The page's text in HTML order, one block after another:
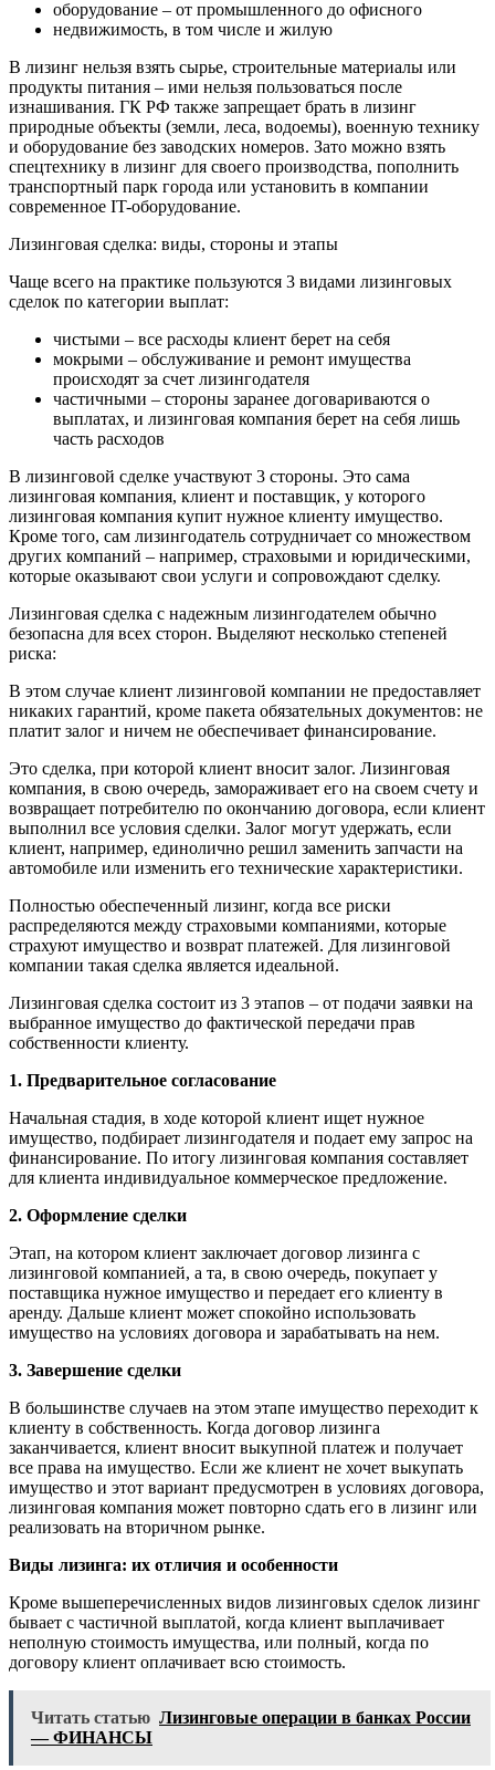
оборудование – от промышленного до офисного
недвижимость, в том числе и жилую
В лизинг нельзя взять сырье, строительные материалы или
продукты питания – ими нельзя пользоваться после
изнашивания. ГК РФ также запрещает брать в лизинг
природные объекты (земли, леса, водоемы), военную технику
и оборудование без заводских номеров. Зато можно взять
спецтехнику в лизинг для своего производства, пополнить
транспортный парк города или установить в компании
современное IT-оборудование.
Лизинговая сделка: виды, стороны и этапы
Чаще всего на практике пользуются 3 видами лизинговых
сделок по категории выплат:
чистыми – все расходы клиент берет на себя
мокрыми – обслуживание и ремонт имущества
происходят за счет лизингодателя
частичными – стороны заранее договариваются о
выплатах, и лизинговая компания берет на себя лишь
часть расходов
В лизинговой сделке участвуют 3 стороны. Это сама
лизинговая компания, клиент и поставщик, у которого
лизинговая компания купит нужное клиенту имущество.
Кроме того, сам лизингодатель сотрудничает со множеством
других компаний – например, страховыми и юридическими,
которые оказывают свои услуги и сопровождают сделку.
Лизинговая сделка с надежным лизингодателем обычно
безопасна для всех сторон. Выделяют несколько степеней
риска:
В этом случае клиент лизинговой компании не предоставляет
никаких гарантий, кроме пакета обязательных документов: не
платит залог и ничем не обеспечивает финансирование.
Это сделка, при которой клиент вносит залог. Лизинговая
компания, в свою очередь, замораживает его на своем счету и
возвращает потребителю по окончанию договора, если клиент
выполнил все условия сделки. Залог могут удержать, если
клиент, например, единолично решил заменить запчасти на
автомобиле или изменить его технические характеристики.
Полностью обеспеченный лизинг, когда все риски
распределяются между страховыми компаниями, которые
страхуют имущество и возврат платежей. Для лизинговой
компании такая сделка является идеальной.
Лизинговая сделка состоит из 3 этапов – от подачи заявки на
выбранное имущество до фактической передачи прав
собственности клиенту.
1. Предварительное согласование
Начальная стадия, в ходе которой клиент ищет нужное
имущество, подбирает лизингодателя и подает ему запрос на
финансирование. По итогу лизинговая компания составляет
для клиента индивидуальное коммерческое предложение.
2. Оформление сделки
Этап, на котором клиент заключает договор лизинга с
лизинговой компанией, а та, в свою очередь, покупает у
поставщика нужное имущество и передает его клиенту в
аренду. Дальше клиент может спокойно использовать
имущество на условиях договора и зарабатывать на нем.
3. Завершение сделки
В большинстве случаев на этом этапе имущество переходит к
клиенту в собственность. Когда договор лизинга
заканчивается, клиент вносит выкупной платеж и получает
все права на имущество. Если же клиент не хочет выкупать
имущество и этот вариант предусмотрен в условиях договора,
лизинговая компания может повторно сдать его в лизинг или
реализовать на вторичном рынке.
Виды лизинга: их отличия и особенности
Кроме вышеперечисленных видов лизинговых сделок лизинг
бывает с частичной выплатой, когда клиент выплачивает
неполную стоимость имущества, или полный, когда по
договору клиент оплачивает всю стоимость.
Читать статью Лизинговые операции в банках России
— ФИНАНСЫ